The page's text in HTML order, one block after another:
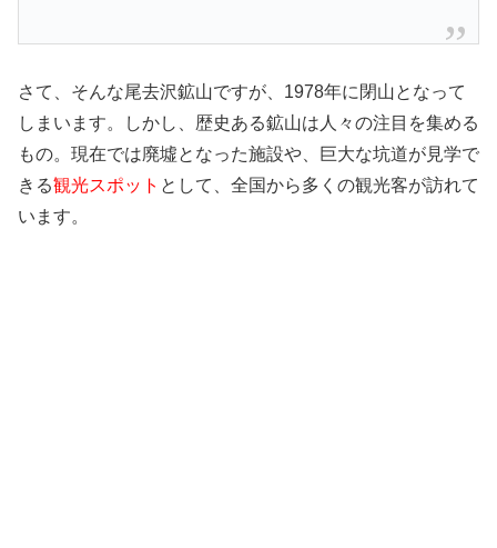
さて、そんな尾去沢鉱山ですが、1978年に閉山となって
しまいます。しかし、歴史ある鉱山は人々の注目を集める
もの。現在では廃墟となった施設や、巨大な坑道が見学で
きる観光スポット として、全国から多くの観光客が訪れて
います。